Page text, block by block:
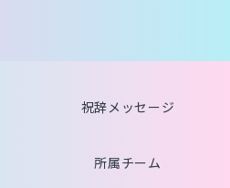
祝辞メッセージ
所属チーム